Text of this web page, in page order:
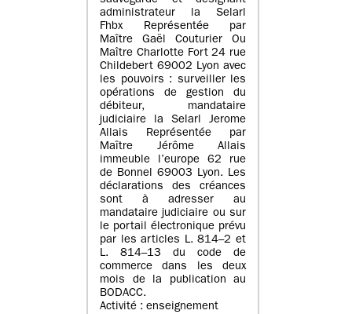
administrateur la Selarl
Fhbx Représentée par
Maître Gaël Couturier Ou
Maître Charlotte Fort 24 rue
Childebert 69002 Lyon avec
les pouvoirs : surveiller les
opérations de gestion du
débiteur, mandataire
judiciaire la Selarl Jerome
Allais Représentée par
Maître Jérôme Allais
immeuble l’europe 62 rue
de Bonnel 69003 Lyon. Les
déclarations des créances
sont à adresser au
mandataire judiciaire ou sur
le portail électronique prévu
par les articles L. 814–2 et
L. 814–13 du code de
commerce dans les deux
mois de la publication au
BODACC.
Activité : enseignement